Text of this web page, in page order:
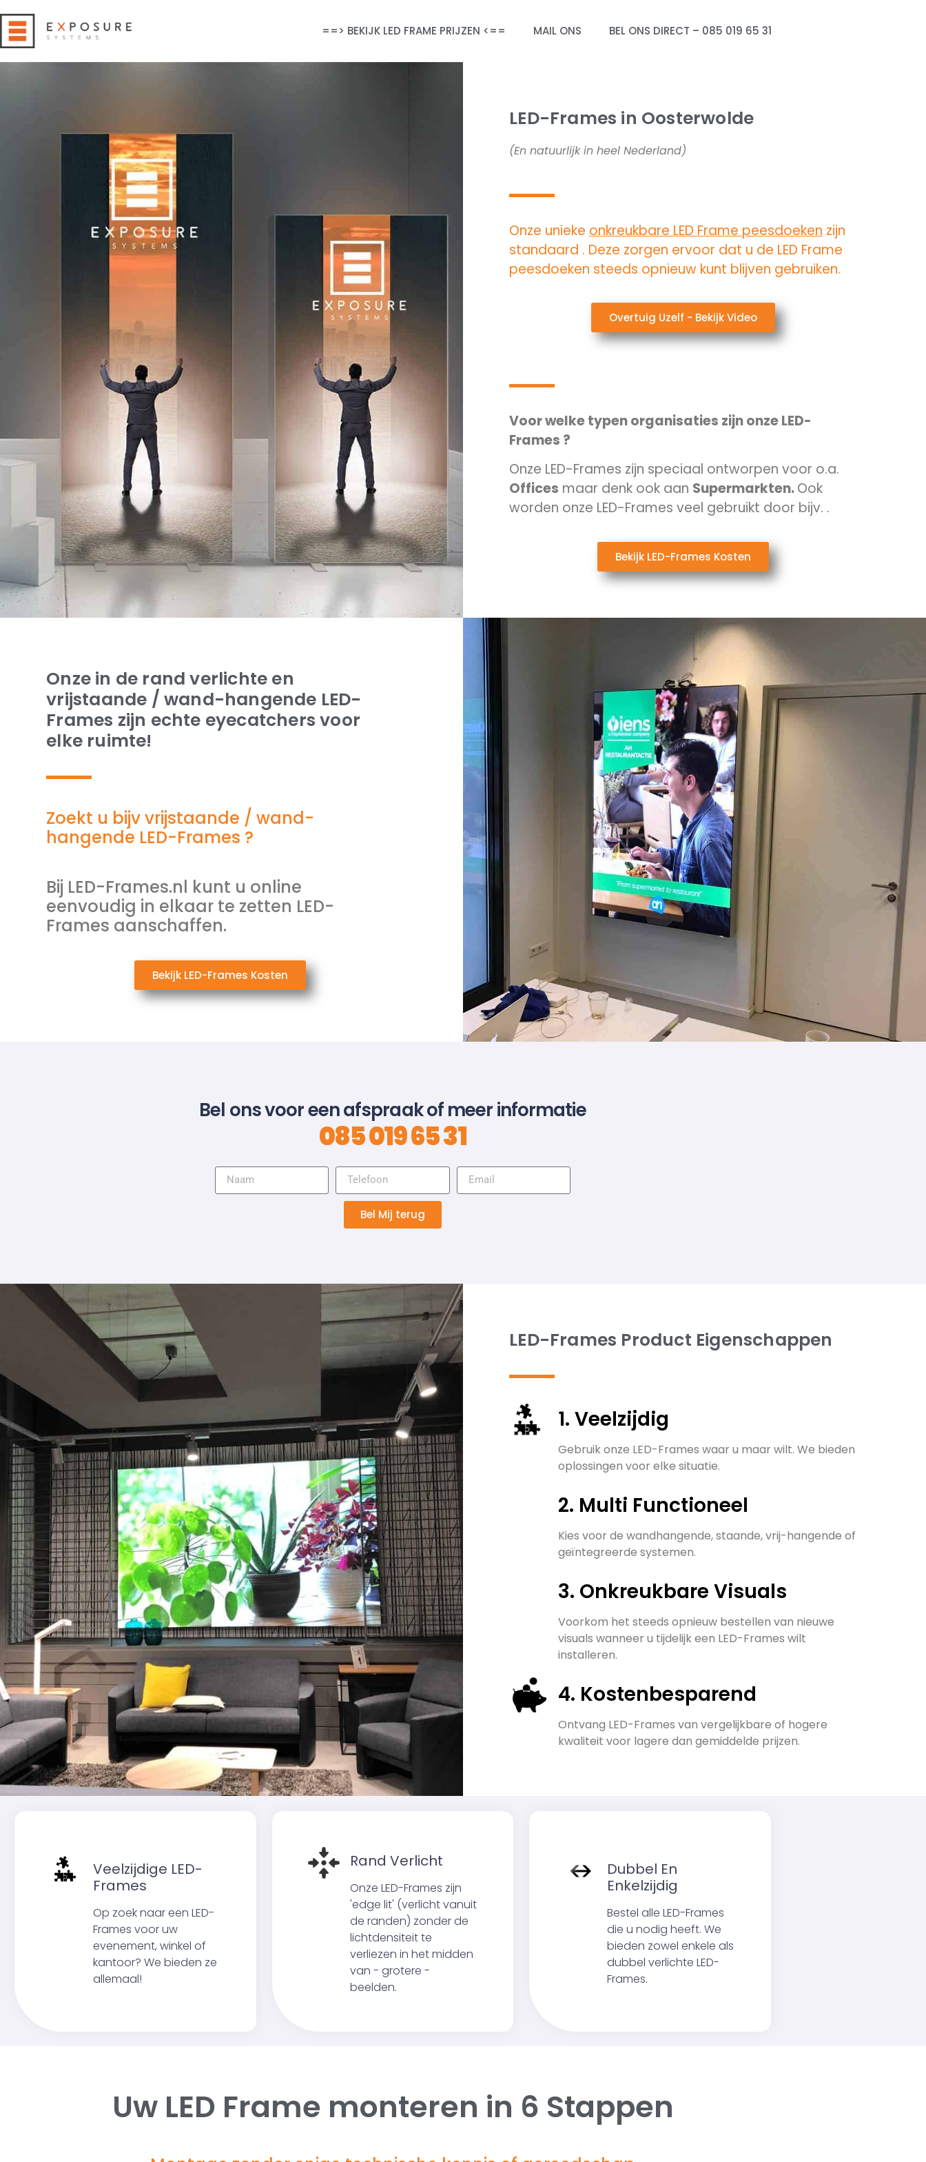
==> BEKIJK LED FRAME PRIJZEN <== MAIL ONS BEL ONS DIRECT – 085 019 65 31
LED-Frames in Oosterwolde
(En natuurlijk in heel Nederland)
Onze unieke onkreukbare LED Frame peesdoeken zijn
standaard . Deze zorgen ervoor dat u de LED Frame
peesdoeken steeds opnieuw kunt blijven gebruiken.
Overtuig Uzelf - Bekijk Video
Voor welke typen organisaties zijn onze LED-
Frames ?
Onze LED-Frames zijn speciaal ontworpen voor o.a.
Offices maar denk ook aan Supermarkten.Ook
worden onze LED-Frames veel gebruikt door bijv. .
Bekijk LED-Frames Kosten
Onze in de rand verlichte en
vrijstaande / wand-hangende LED-
Frames zijn echte eyecatchers voor
elke ruimte!
Zoekt u bijv vrijstaande / wand-
hangende LED-Frames ?
Bij LED-Frames.nl kunt u online
eenvoudig in elkaar te zetten LED-
Frames aanschaffen.
Bekijk LED-Frames Kosten
Bel ons voor een afspraak of meer informatie
085 019 65 31
Bel Mij terug
LED-Frames Product Eigenschappen
1. Veelzijdig
Gebruik onze LED-Frames waar u maar wilt. We bieden
oplossingen voor elke situatie.
2. Multi Functioneel
Kies voor de wandhangende, staande, vrij-hangende of
geïntegreerde systemen.
3. Onkreukbare Visuals
Voorkom het steeds opnieuw bestellen van nieuwe
visuals wanneer u tijdelijk een LED-Frames wilt
installeren.
4. Kostenbesparend
Ontvang LED-Frames van vergelijkbare of hogere
kwaliteit voor lagere dan gemiddelde prijzen.
Veelzijdige LED-
Frames
Op zoek naar een LED-
Frames voor uw
evenement, winkel of
kantoor? We bieden ze
allemaal!
Rand Verlicht
Onze LED-Frames zijn
'edge lit' (verlicht vanuit
de randen) zonder de
lichtdensiteit te
verliezen in het midden
van - grotere -
beelden.
Dubbel En
Enkelzijdig
Bestel alle LED-Frames
die u nodig heeft. We
bieden zowel enkele als
dubbel verlichte LED-
Frames.
Uw LED Frame monteren in 6 Stappen